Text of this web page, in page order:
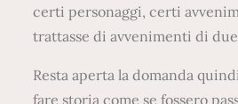
certi personaggi, certi
trattasse di avvenimenti di
Resta aperta la domanda
fare storia come se fossero